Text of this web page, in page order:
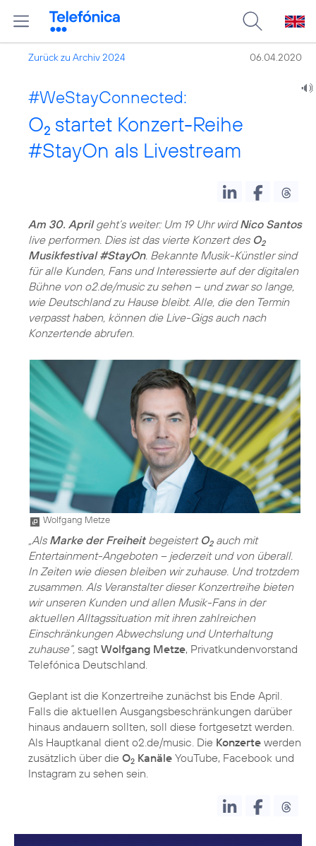
Zurück zu Archiv 2024 06.04.2020
#WeStayConnected:
O2 startet Konzert-Reihe
#StayOn als Livestream
Am 30. Aprilgeht’s weiter: Um 19 Uhr wirdNico Santos
live performen. Dies ist das vierte Konzert des O2
Musikfestival #StayOn. Bekannte Musik-Künstler sind
für alle Kunden, Fans und Interessierte auf der digitalen
Bühne von o2.de/music zu sehen – und zwar so lange,
wie Deutschland zu Hause bleibt. Alle, die den Termin
verpasst haben, können die Live-Gigs auch nach
Konzertende abrufen.
Wolfgang Metze
„Als Marke der Freiheitbegeistert O2auch mit
Entertainment-Angeboten – jederzeit und von überall.
In Zeiten wie diesen bleiben wir zuhause. Und trotzdem
zusammen. Als Veranstalter dieser Konzertreihe bieten
wir unseren Kunden und allen Musik-Fans in der
aktuellen Alltagssituation mit ihren zahlreichen
Einschränkungen Abwechslung und Unterhaltung
zuhause“, sagt Wolfgang Metze, Privatkundenvorstand
Telefónica Deutschland.
Geplant ist die Konzertreihe zunächst bis Ende April.
Falls die aktuellen Ausgangsbeschränkungen darüber
hinaus andauern sollten, soll diese fortgesetzt werden.
Als Hauptkanal dient o2.de/music. Die Konzerte werden
zusätzlich über die O2 Kanäle YouTube, Facebook und
Instagram zu sehen sein.